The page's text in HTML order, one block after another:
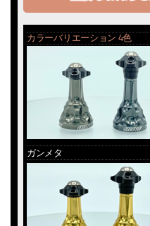
カラーバリエーション 4色
ガンメタ